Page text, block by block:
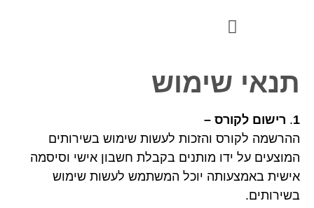
תנאי שימוש
1
. רישום לקורס –
ההרשמה לקורס והזכות לעשות שימוש בשירותים
המוצעים על ידו מותנים בקבלת חשבון אישי וסיסמה
אישית באמצעותה יוכל המשתמש לעשות שימוש
בשירותים.